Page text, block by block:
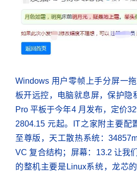
Windows 用户零帧上手分屏一
板开远控，电脑就息屏，保护隐
Pro 平板于今年4 月发布，定价
2804.15 元起。IT之家附主要配
至尊版，天工散热系统：
VC 复合结构；屏幕：13.2 让我
的整机主要是Linux系统，龙芯